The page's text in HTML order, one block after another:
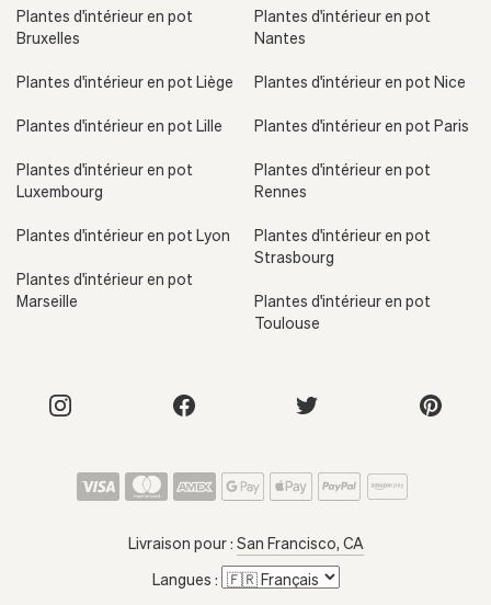
Plantes d'intérieur en pot
Bruxelles
Plantes d'intérieur en pot Liège
Plantes d'intérieur en pot Lille
Plantes d'intérieur en pot
Luxembourg
Plantes d'intérieur en pot Lyon
Plantes d'intérieur en pot
Marseille
Plantes d'intérieur en pot
Nantes
Plantes d'intérieur en pot Nice
Plantes d'intérieur en pot Paris
Plantes d'intérieur en pot
Rennes
Plantes d'intérieur en pot
Strasbourg
Plantes d'intérieur en pot
Toulouse
Livraison pour : San Francisco, CA
Langues :